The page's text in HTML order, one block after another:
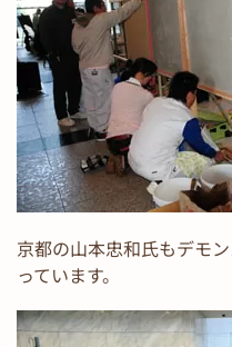
京都の山本忠和氏もデモ
っています。